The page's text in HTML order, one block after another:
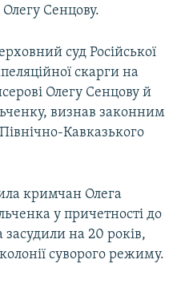
Сенцову.
суд Російської
скарги на
Олегу Сенцову й
визнав законним
Кавказького
кримчан Олега
у причетності до
на 20 років,
суворого режиму.